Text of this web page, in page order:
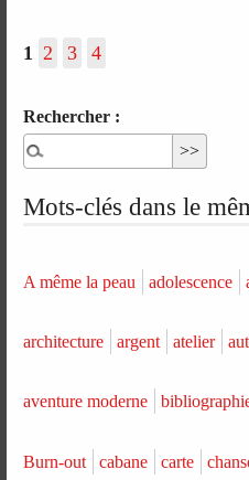
1 2 3 4
Rechercher :
Mots-clés dans le
A même la peau adolescence
architecture argent atelier
aventure moderne
Burn-out cabane carte